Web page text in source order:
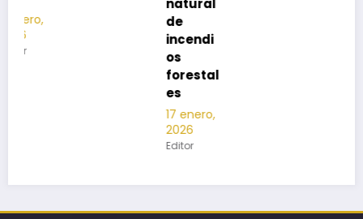
forestal